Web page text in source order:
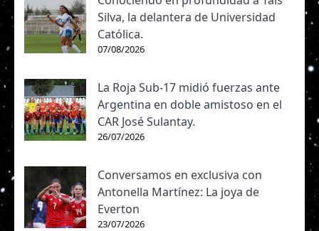
Silva, la delantera de Universidad
Católica.
07/08/2026
La Roja Sub-17 midió fuerzas ante
Argentina en doble amistoso en el
CAR José Sulantay.
26/07/2026
Conversamos en exclusiva con
Antonella Martínez: La joya de
Everton
23/07/2026